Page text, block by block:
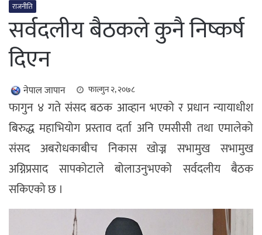
राजनीति
सर्वदलीय बैठकले कुनै निष्कर्ष
दिएन
नेपाल जापान फाल्गुन २, २०७८
फागुन ४ गते संसद बठक आव्हान भएको र प्रधान न्यायाधीश
बिरुद्ध महाभियोग प्रस्ताव दर्ता अनि एमसीसी तथा एमालेको
संसद अबरोधकाबीच निकास खोज्न सभामुख सभामुख
अग्निप्रसाद सापकोटाले बोलाउनुभएको सर्वदलीय बैठक
सकिएको छ ।